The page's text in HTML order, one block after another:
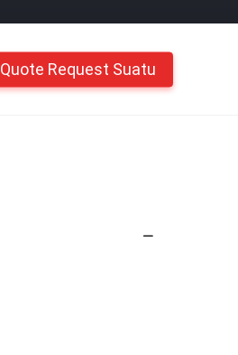
Quote Request Suatu